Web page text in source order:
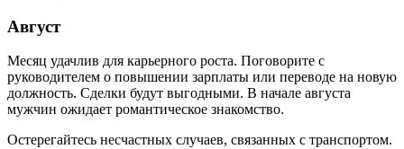
Август
Месяц удачлив для карьерного роста. Поговорите с
руководителем о повышении зарплаты или переводе на новую
должность. Сделки будут выгодными. В начале августа
мужчин ожидает романтическое знакомство.
Остерегайтесь несчастных случаев, связанных с транспортом.